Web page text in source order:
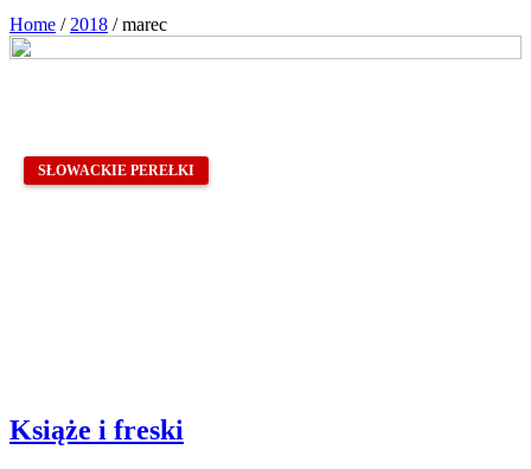
Home / 2018 / marec
SŁOWACKIE PEREŁKI
Książe i freski